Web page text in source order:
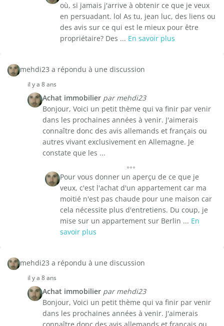
où, si jamais j'arrive à obtenir ce que je veux
en persuadant. lol As tu, jean luc, des liens ou
des avis sur ce qui est le mieux pour être
propriétaire? Des ... En savoir plus
mehdi23 a répondu à une discussion
il y a 8 ans
Achat immobilier par mehdi23
Bonjour, Voici un petit thème qui va finir par venir
dans les prochaines années à venir. J'aimerais
connaître donc des avis allemands et français ou
autres vivant exclusivement en Allemagne. Je
constate que les ...
Pour vous donner un aperçu de ce que je
veux, c'est l'achat d'un appartement car ma
moitié n'est pas chaude pour une maison car
cela nécessite plus d'entretiens. Du coup, je
mise sur un appartement sur Berlin ... En
savoir plus
mehdi23 a répondu à une discussion
il y a 8 ans
Achat immobilier par mehdi23
Bonjour, Voici un petit thème qui va finir par venir
dans les prochaines années à venir. J'aimerais